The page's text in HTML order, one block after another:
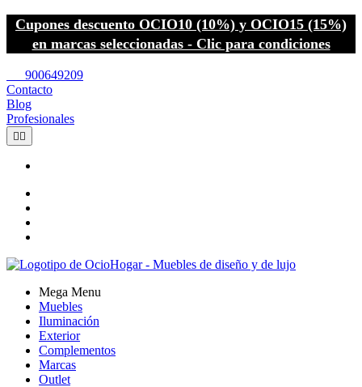
Cupones descuento OCIO10 (10%) y OCIO15 (15%)
en marcas seleccionadas - Clic para condiciones
900649209
Contacto
Blog
Profesionales
 
Mega Menu
Muebles
Iluminación
Exterior
Complementos
Marcas
Outlet